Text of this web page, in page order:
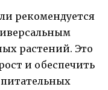
рекомендуется
растений. Это
и обеспечить
питательных